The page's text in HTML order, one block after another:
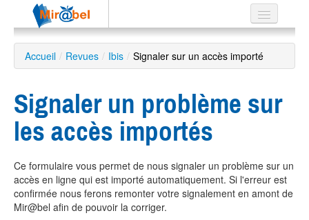
Le réseau
Soutien
Listes
Recherche
avancée
EN
Accueil / Revues / Ibis / Signaler sur un accès importé
Signaler un problème sur
les accès importés
Ce formulaire vous permet de nous signaler un problème sur un
accès en ligne qui est importé automatiquement. Si l'erreur est
confirmée nous ferons remonter votre signalement en amont de
Mir@bel afin de pouvoir la corriger.